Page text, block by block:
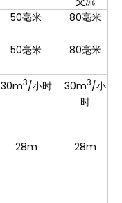
50毫米 80毫米
50毫米 80毫米
30m3/小时 30m3/小
时
28m 28m